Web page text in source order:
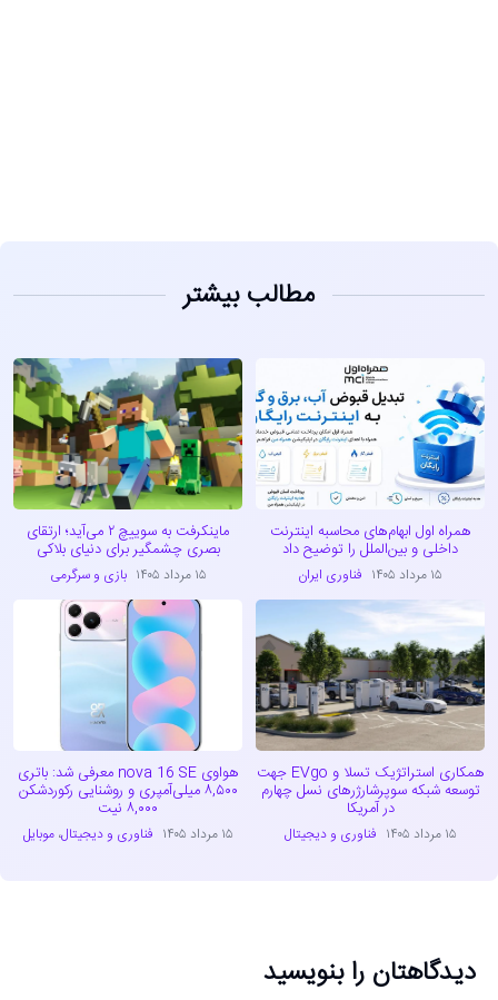
مطالب بیشتر
همراه اول ابهام‌های محاسبه اینترنت
داخلی و بین‌الملل را توضیح داد
۱۵ مرداد ۱۴۰۵ فناوری ایران
ماینکرفت به سوییچ ۲ می‌آید؛ ارتقای
بصری چشمگیر برای دنیای بلاکی
۱۵ مرداد ۱۴۰۵ بازی و سرگرمی
همکاری استراتژیک تسلا و EVgo جهت
توسعه شبکه سوپرشارژرهای نسل چهارم
در آمریکا
۱۵ مرداد ۱۴۰۵ فناوری و دیجیتال
هواوی nova 16 SE معرفی شد: باتری
۸,۵۰۰ میلی‌آمپری و روشنایی رکوردشکن
۸,۰۰۰ نیت
۱۵ مرداد ۱۴۰۵ فناوری و دیجیتال،موبایل
دیدگاهتان را بنویسید